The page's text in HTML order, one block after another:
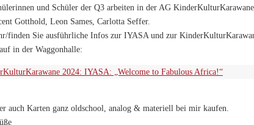
und Schüler der Q3 arbeiten in der AG
Gotthold, Leon Sames, Carlotta Seffer.
finden Sie ausführliche Infos zur IYASA und zur
in der Waggonhalle:
2024: IYASA: „Welcome to Fabulous Africa!“
auch Karten ganz oldschool, analog & materiell bei mir kaufen.